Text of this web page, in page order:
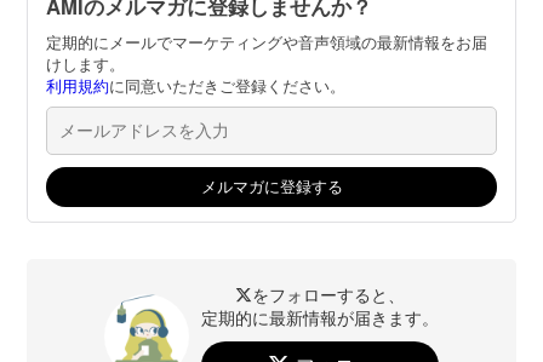
AMIのメルマガに登録しませんか？
定期的にメールでマーケティングや音声領域の最新情報をお届
けします。
利用規約に同意いただきご登録ください。
をフォローすると、
定期的に最新情報が届きます。